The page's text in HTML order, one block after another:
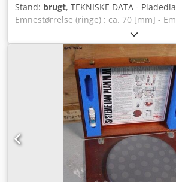
Stand: brugt, TEKNISKE DATA -
Emnestørrelse (ringe) : ca. 70 [mm] -
ca. 40 [mm] - Restarbejds tykkelse : ca.
som vist på billederne Dcedpfsug U